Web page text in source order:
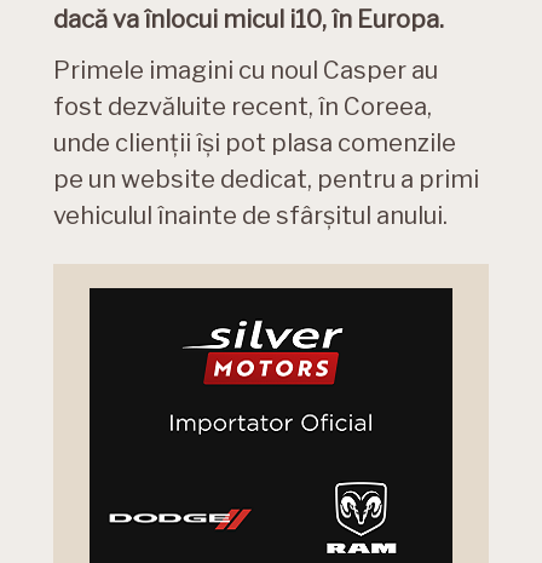
dacă va înlocui micul i10, în Europa.
Primele imagini cu noul Casper au
fost dezvăluite recent, în Coreea,
unde clienții își pot plasa comenzile
pe un website dedicat, pentru a primi
vehiculul înainte de sfârșitul anului.